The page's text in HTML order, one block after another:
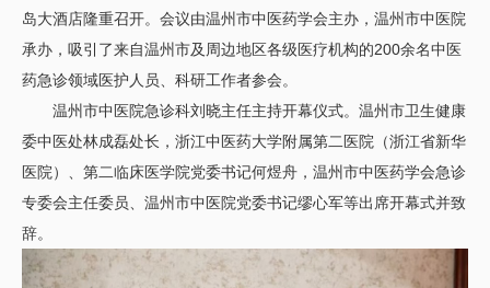
岛大酒店隆重召开。会议由温州市中医药学会主办，温州市中医院
承办，吸引了来自温州市及周边地区各级医疗机构的200余名中医
药急诊领域医护人员、科研工作者参会。
温州市中医院急诊科刘晓主任主持开幕仪式。温州市卫生健康
委中医处林成磊处长，浙江中医药大学附属第二医院（浙江省新华
医院）、第二临床医学院党委书记何煜舟，温州市中医药学会急诊
专委会主任委员、温州市中医院党委书记缪心军等出席开幕式并致
辞。